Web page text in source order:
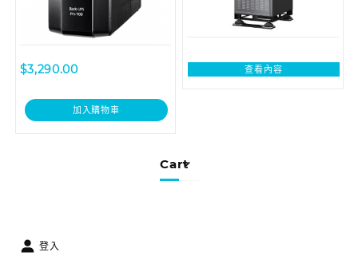
Cart
$3,290.00
加入購物車
查看內容
登入